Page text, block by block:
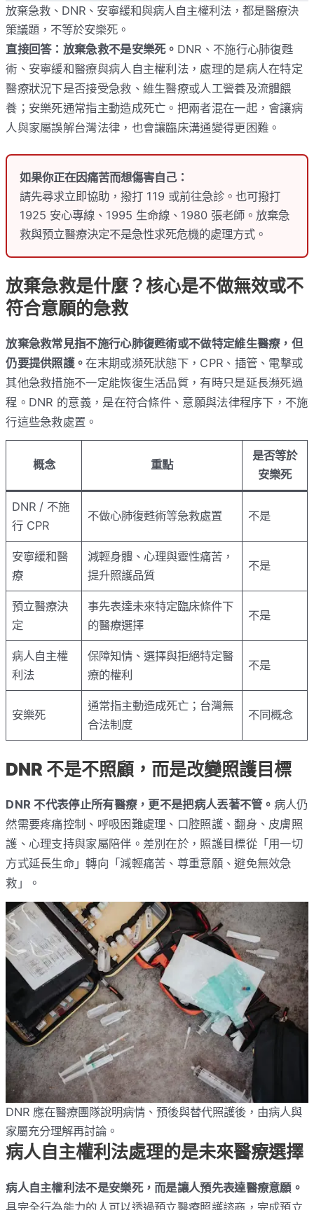
放棄急救、DNR、安寧緩和與病人自主權利法，都是醫療決
策議題，不等於安樂死。
直接回答：放棄急救不是安樂死。 DNR、不施行心肺復甦
術、安寧緩和醫療與病人自主權利法，處理的是病人在特定
醫療狀況下是否接受急救、維生醫療或人工營養及流體餵
養；安樂死通常指主動造成死亡。把兩者混在一起，會讓病
人與家屬誤解台灣法律，也會讓臨床溝通變得更困難。
如果你正在因痛苦而想傷害自己：
請先尋求立即協助，撥打 119 或前往急診。也可撥打
1925 安心專線、1995 生命線、1980 張老師。放棄急
救與預立醫療決定不是急性求死危機的處理方式。
放棄急救是什麼？核心是不做無效或不
符合意願的急救
放棄急救常見指不施行心肺復甦術或不做特定維生醫療，但
仍要提供照護。在末期或瀕死狀態下，CPR、插管、電擊或
其他急救措施不一定能恢復生活品質，有時只是延長瀕死過
程。DNR 的意義，是在符合條件、意願與法律程序下，不施
行這些急救處置。
概念 重點
是否等於
安樂死
DNR / 不施
行 CPR
不做心肺復甦術等急救處置 不是
安寧緩和醫
療
減輕身體、心理與靈性痛苦，
提升照護品質
不是
預立醫療決
定
事先表達未來特定臨床條件下
的醫療選擇
不是
病人自主權
利法
保障知情、選擇與拒絕特定醫
療的權利
不是
安樂死
通常指主動造成死亡；台灣無
合法制度
不同概念
DNR 不是不照顧，而是改變照護目標
DNR 不代表停止所有醫療，更不是把病人丟著不管。 病人仍
然需要疼痛控制、呼吸困難處理、口腔照護、翻身、皮膚照
護、心理支持與家屬陪伴。差別在於，照護目標從「用一切
方式延長生命」轉向「減輕痛苦、尊重意願、避免無效急
救」。
DNR 應在醫療團隊說明病情、預後與替代照護後，由病人與
家屬充分理解再討論。
病人自主權利法處理的是未來醫療選擇
病人自主權利法不是安樂死，而是讓人預先表達醫療意願。
具完全行為能力的人可以透過預立醫療照護諮商，完成預立